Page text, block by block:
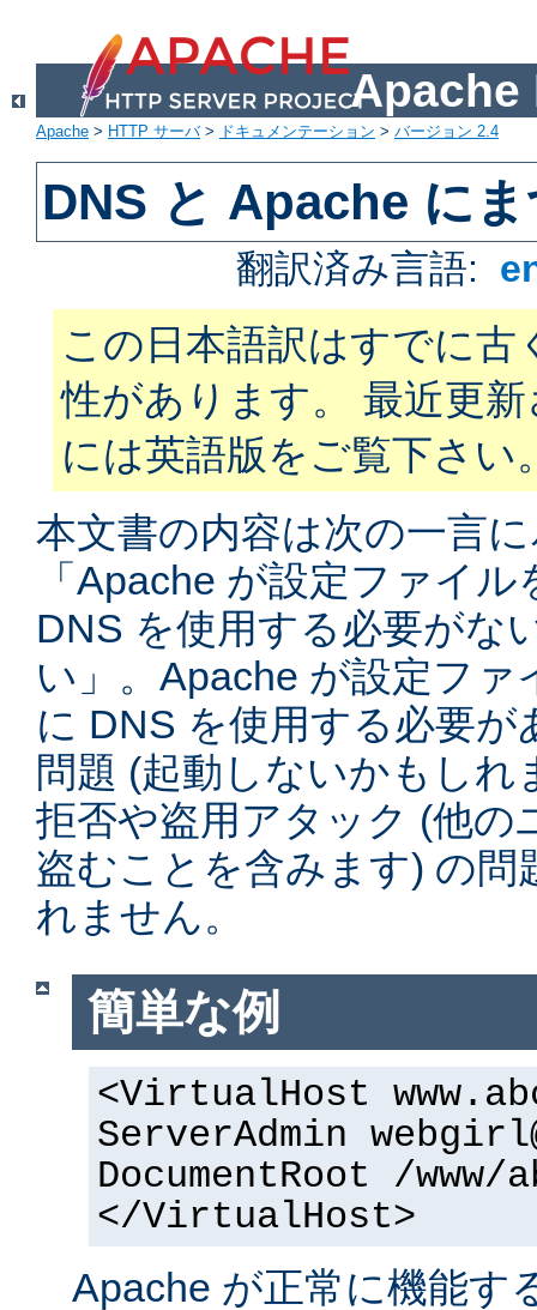
Apache
Apache > HTTP サーバ> ドキュメンテーション > バージョン 2.4
DNS と Apache に
翻訳済み言語:
この日本語訳はすでに古
性があります。 最近更
には英語版をご覧下さい
本文書の内容は次の一言
「Apache が設定ファイ
DNS を使用する必要がな
い」。Apache が設定フ
に DNS を使用する必要が
問題 (起動しないかもしれ
拒否や盗用アタック (他の
盗むことを含みます) の問
れません。
簡単な例
<VirtualHost
ServerAdmin
DocumentRoot /www/
</VirtualHost>
Apache が正常に機能す